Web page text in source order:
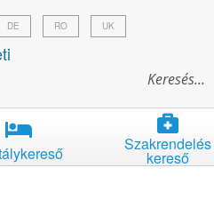
DE RO UK
Szakrendelés
kereső